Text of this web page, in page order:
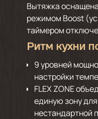
Вытяжка
режимом Boost
таймером
Ритм кухни
9 уровней
настройки
FLEX ZONE
единую зону
нестандартной